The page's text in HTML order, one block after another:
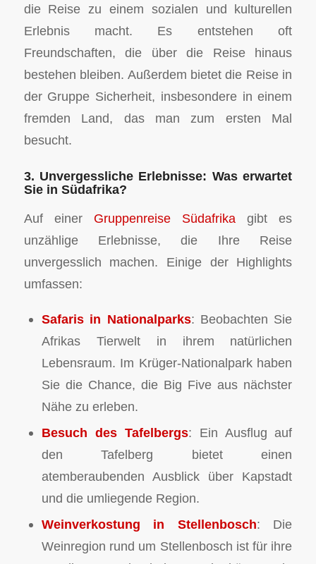
die Reise zu einem sozialen und kulturellen
Erlebnis macht. Es entstehen oft
Freundschaften, die über die Reise hinaus
bestehen bleiben. Außerdem bietet die Reise in
der Gruppe Sicherheit, insbesondere in einem
fremden Land, das man zum ersten Mal
besucht.
3. Unvergessliche Erlebnisse: Was erwartet
Sie in Südafrika?
Auf einer Gruppenreise Südafrika gibt es
unzählige Erlebnisse, die Ihre Reise
unvergesslich machen. Einige der Highlights
umfassen:
Safaris in Nationalparks: Beobachten Sie
Afrikas Tierwelt in ihrem natürlichen
Lebensraum. Im Krüger-Nationalpark haben
Sie die Chance, die Big Five aus nächster
Nähe zu erleben.
Besuch des Tafelbergs: Ein Ausflug auf
den Tafelberg bietet einen
atemberaubenden Ausblick über Kapstadt
und die umliegende Region.
Weinverkostung in Stellenbosch: Die
Weinregion rund um Stellenbosch ist für ihre